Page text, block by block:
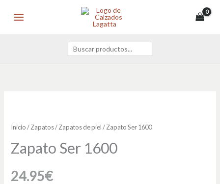
Buscar
Inicio/Zapatos/Zapatos de piel/ Zapato Ser 1600
Zapato Ser 1600
24.95€
1600